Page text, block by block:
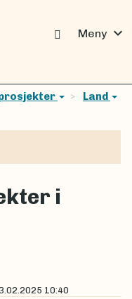
Meny expand_more
Land
i
10:40